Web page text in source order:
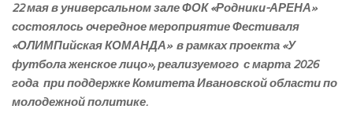
22 мая в универсальном зале ФОК «Родники­-АРЕНА»
состоялось очередное мероприятие Фестиваля
«ОЛИМПийская КОМАНДА» в рамках проекта «У
футбола женское лицо», реализуемого с марта 2026
года при поддержке Комитета Ивановской области по
молодежной политике.